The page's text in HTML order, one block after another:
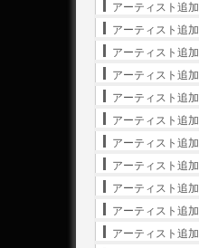
アーティスト追加
アーティスト追加
アーティスト追加
アーティスト追加
アーティスト追加
アーティスト追加
アーティスト追加
アーティスト追加
アーティスト追加
アーティスト追加
アーティスト追加